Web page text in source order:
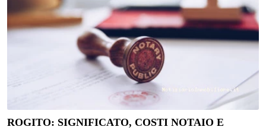
ROGITO: SIGNIFICATO, COSTI NOTAIO E